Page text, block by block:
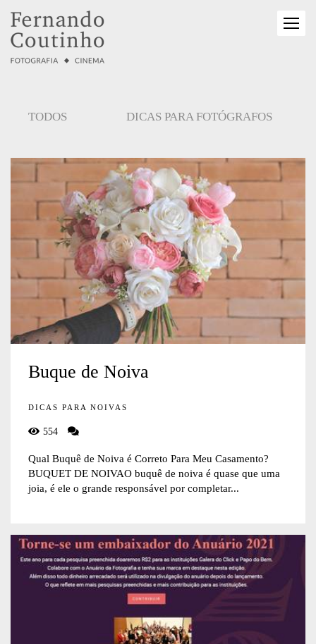
TODOS DICAS PARA FOTÓGRAFOS
Buque de Noiva
DICAS PARA NOIVAS
554
Qual Buquê de Noiva é Correto Para Meu Casamento?
BUQUET DE NOIVAO buquê de noiva é quase que uma
joia, é ele o grande responsável por completar...